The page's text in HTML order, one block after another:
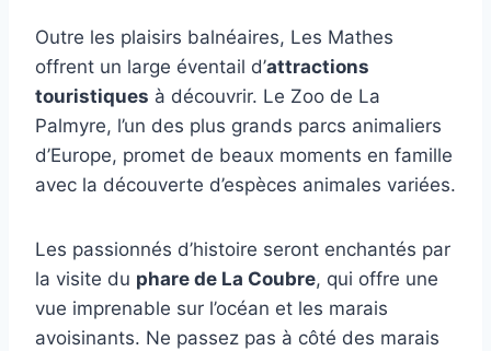
Outre les plaisirs balnéaires, Les Mathes
offrent un large éventail d’attractions
touristiques à découvrir. Le Zoo de La
Palmyre, l’un des plus grands parcs animaliers
d’Europe, promet de beaux moments en famille
avec la découverte d’espèces animales variées.
Les passionnés d’histoire seront enchantés par
la visite du phare de La Coubre, qui offre une
vue imprenable sur l’océan et les marais
avoisinants. Ne passez pas à côté des marais